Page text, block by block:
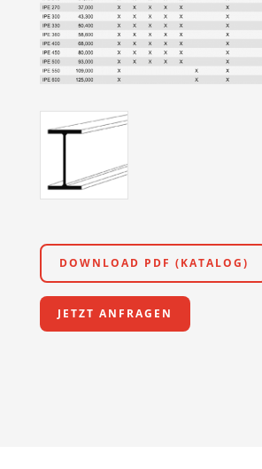
DOWNLOAD PDF (KATALOG)
JETZT ANFRAGEN